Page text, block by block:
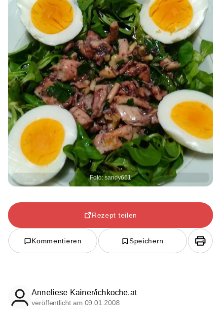
Foto: sandy661
Rezept teilen
Kommentieren Speichern
Anneliese Kainer/ichkoche.at
veröffentlicht am 09.01.2008